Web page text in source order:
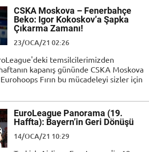
CSKA Moskova – Fenerbahçe
Beko: Igor Kokoskov’a Şapka
Çıkarma Zamanı!
23/OCA/21 02:26
temsilcilerimizden
kapanış gününde CSKA Moskova
Fırın bu mücadeleyi sizler için
EuroLeague Panorama (19.
Haffta): Bayern’in Geri Dönüşü
14/OCA/21 10:29